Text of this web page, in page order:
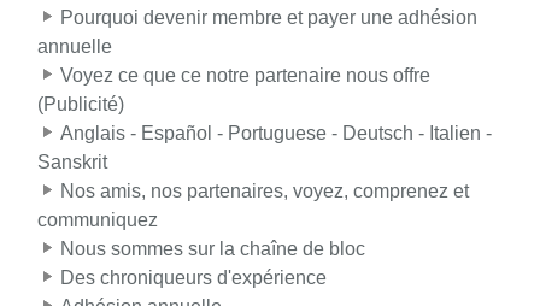
Pourquoi devenir membre et payer une adhésion
annuelle
Voyez ce que ce notre partenaire nous offre
(Publicité)
Anglais - Español - Portuguese - Deutsch - Italien -
Sanskrit
Nos amis, nos partenaires, voyez, comprenez et
communiquez
Nous sommes sur la chaîne de bloc
Des chroniqueurs d'expérience